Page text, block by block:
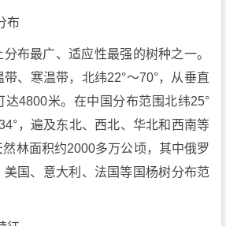
布
布最广、适应性最强的树种之一。
、寒温带，北纬22°～70°，从垂直
达4800米。在中国分布范围北纬25°
，遍及东北、西北、华北和西南等
林面积约2000多万公顷，其中俄罗
国、意大利、法国等国杨树分布范